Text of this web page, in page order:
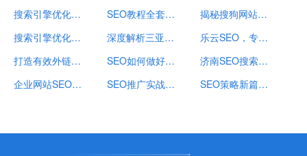
搜索引擎优化关键词排名
搜索引擎优化外链建设计划和执行方案
打造有效外链规划：导航您的网站迈向搜索引擎优化成功之路
企业网站SEO应该如何做好搜索引擎优化
SEO教程全套免费，掌握搜索引擎优化技巧，助力网站流量翻倍！
深度解析三亚SEO，如何提升搜索引擎优化排名，抢占旅游市场高地
SEO如何做好搜索引擎优化，全方位攻略解析
SEO推广实战攻略，教你如何打造高效搜索引擎优化策略
揭秘搜狗网站收录，规模庞大，精准覆盖，助力搜索引擎优化
乐云SEO，专业的搜索引擎优化公司
济南SEO搜索引擎优化，提升网站流量，助力企业腾飞
SEO策略新篇章，深度解析站外优化在搜索引擎优化中的关键作用